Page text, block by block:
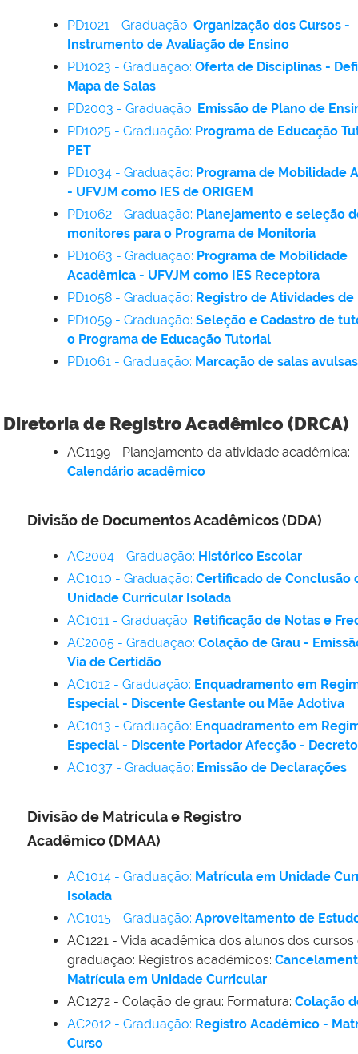
PD1021 - Graduação: Organização dos Cursos -
Instrumento de Avaliação de Ensino
PD1023 - Graduação: Oferta de Disciplinas -
Mapa de Salas
PD2003 - Graduação: Emissão de Plano de
PD1025 - Graduação: Programa de Educação
PET
PD1034 - Graduação: Programa de Mobilidade
- UFVJM como IES de ORIGEM
PD1062 - Graduação: Planejamento e seleção
monitores para o Programa de Monitoria
PD1063 - Graduação: Programa de Mobilidade
Acadêmica - UFVJM como IES Receptora
PD1058 - Graduação: Registro de Atividades de
PD1059 - Graduação: Seleção e Cadastro de
o Programa de Educação Tutorial
PD1061 - Graduação: Marcação de salas avulsas
Diretoria de Registro Acadêmico (DRCA)
AC1199 - Planejamento da atividade acadêmica:
Calendário acadêmico
Divisão de Documentos Acadêmicos (DDA)
AC2004 - Graduação: Histórico Escolar
AC1010 - Graduação: Certificado de Conclusão
Unidade Curricular Isolada
AC1011 - Graduação: Retificação de Notas e
AC2005 - Graduação: Colação de Grau -
Via de Certidão
AC1012 - Graduação: Enquadramento em
Especial - Discente Gestante ou Mãe Adotiva
AC1013 - Graduação: Enquadramento em
Especial - Discente Portador Afecção -
AC1037 - Graduação: Emissão de Declarações
Divisão de Matrícula e Registro
Acadêmico (DMAA)
AC1014 - Graduação: Matrícula em Unidade
Isolada
AC1015 - Graduação: Aproveitamento de
AC1221 - Vida acadêmica dos alunos dos cursos
graduação: Registros acadêmicos:
Matrícula em Unidade Curricular
AC1272 - Colação de grau: Formatura: Colação
AC2012 - Graduação: Registro Acadêmico -
Curso